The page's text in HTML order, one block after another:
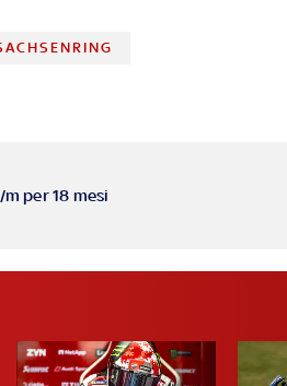
per 18 mesi